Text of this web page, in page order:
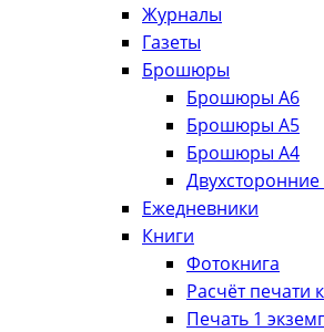
Журналы
Газеты
Брошюры
Брошюры А6
Брошюры А5
Брошюры А4
Ежедневники
Книги
Фотокнига
Расчёт печати
Печать 1